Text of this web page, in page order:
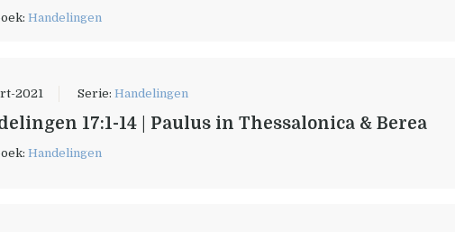
Handelingen
2021 Serie:Handelingen
17:1-14 | Paulus in Thessalonica & Berea
Handelingen